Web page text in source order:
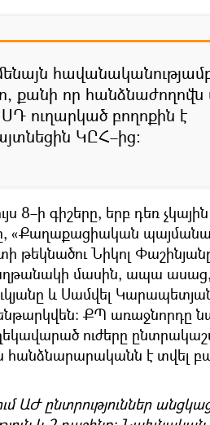
քանի որ հանձնաժողովն
ուղարկած բողոքին է
ԿԸՀ–ից։
8–ի գիշերը, երբ դեռ
«Քաղաքացիական
թեկնածու Նիկոլ
մասին, ապա
և Սամվել
ՔՊ առաջնորդը
ուժերը
է տվել
ԱԺ ընտրություններ